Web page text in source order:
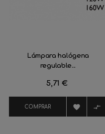
Lámpara halógena
regulable...
Precio
5,71 €
COMPRAR  